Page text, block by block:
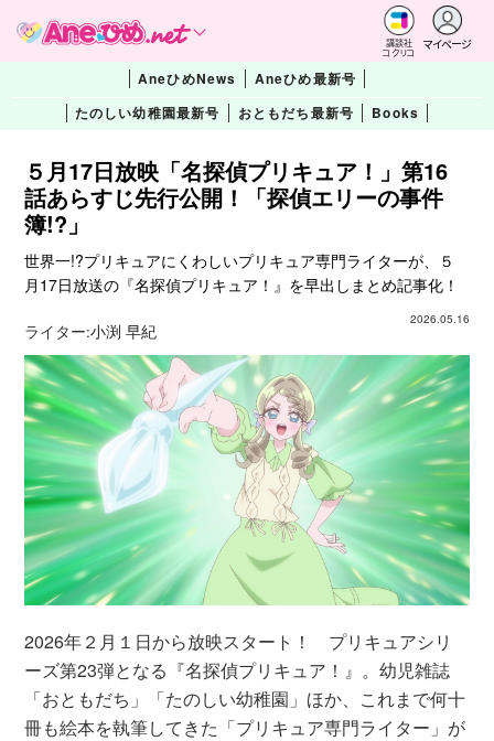
講談社
コクリコ
マイページ
AneひめNews
Aneひめ最新号
たのしい幼稚園最新号
おともだち最新号 Books
５月17日放映「名探偵プリキュア！」第16
話あらすじ先行公開！「探偵エリーの事件
簿!?」
世界一!?プリキュアにくわしいプリキュア専門ライターが、５
月17日放送の『名探偵プリキュア！』を早出しまとめ記事化！
2026.05.16
ライター:小渕 早紀
2026年２月１日から放映スタート！ プリキュアシリ
ーズ第23弾となる『名探偵プリキュア！』。幼児雑誌
「おともだち」「たのしい幼稚園」ほか、これまで何十
冊も絵本を執筆してきた「プリキュア専門ライター」が